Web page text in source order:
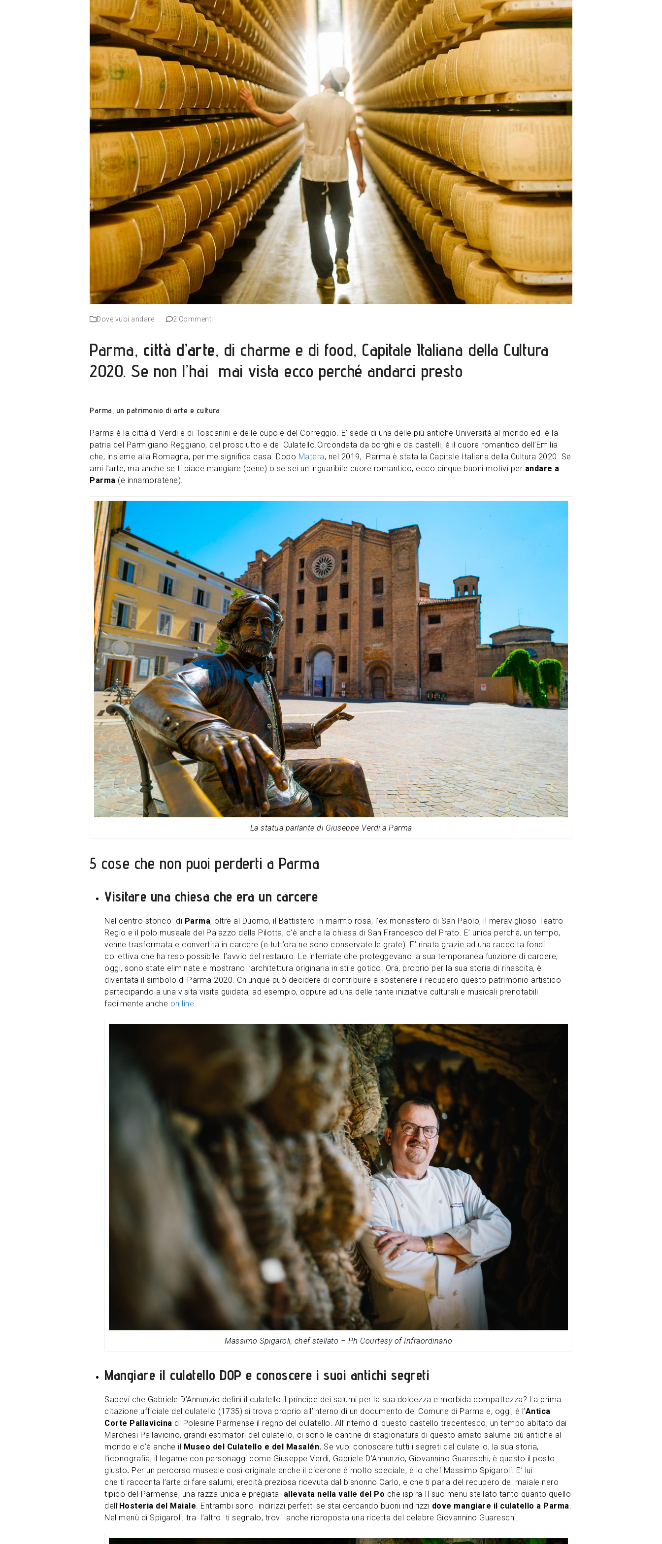
Dove vuoi andare 2 Commenti
Parma, città d’arte, di charme e di food, Capitale Italiana della Cultura
2020. Se non l’hai mai vista ecco perché andarci presto
Parma, un patrimonio di arte e cultura
Parma è la città di Verdi e di Toscanini e delle cupole del Correggio. E’ sede di una delle più antiche Università al mondo ed è la
patria del Parmigiano Reggiano, del prosciutto e del Culatello.Circondata da borghi e da castelli, è il cuore romantico dell’Emilia
che, insieme alla Romagna, per me significa casa. Dopo Matera, nel 2019, Parma è stata la Capitale Italiana della Cultura 2020. Se
ami l’arte, ma anche se ti piace mangiare (bene) o se sei un inguaribile cuore romantico, ecco cinque buoni motivi per andare a
Parma (e innamoratene).
La statua parlante di Giuseppe Verdi a Parma
5 cose che non puoi perderti a Parma
Visitare una chiesa che era un carcere
Nel centro storico di Parma, oltre al Duomo, il Battistero in marmo rosa, l’ex monastero di San Paolo, il meraviglioso Teatro
Regio e il polo museale del Palazzo della Pilotta, c’è anche la chiesa di San Francesco del Prato. E’ unica perché, un tempo,
venne trasformata e convertita in carcere (e tutt’ora ne sono conservate le grate). E’ rinata grazie ad una raccolta fondi
collettiva che ha reso possibile l’avvio del restauro. Le inferriate che proteggevano la sua temporanea funzione di carcere,
oggi, sono state eliminate e mostrano l’architettura originaria in stile gotico. Ora, proprio per la sua storia di rinascita, è
diventata il simbolo di Parma 2020. Chiunque può decidere di contribuire a sostenere il recupero questo patrimonio artistico
partecipando a una visita visita guidata, ad esempio, oppure ad una delle tante iniziative culturali e musicali prenotabili
facilmente anche on line.
Massimo Spigaroli, chef stellato – Ph Courtesy of Infraordinario
Mangiare il culatello DOP e conoscere i suoi antichi segreti
Sapevi che Gabriele D’Annunzio definì il culatello il principe dei salumi per la sua dolcezza e morbida compattezza? La prima
citazione ufficiale del culatello (1735) si trova proprio all’interno di un documento del Comune di Parma e, oggi, è l’Antica
Corte Pallavicina di Polesine Parmense il regno del culatello. All’interno di questo castello trecentesco, un tempo abitato dai
Marchesi Pallavicino, grandi estimatori del culatello, ci sono le cantine di stagionatura di questo amato salume più antiche al
mondo e c’è anche il Museo del Culatello e del Masalén. Se vuoi conoscere tutti i segreti del culatello, la sua storia,
l’iconografia, il legame con personaggi come Giuseppe Verdi, Gabriele D’Annunzio, Giovannino Guareschi, è questo il posto
giusto. Per un percorso museale così originale anche il cicerone è molto speciale, è lo chef Massimo Spigaroli. E’ lui
che ti racconta l’arte di fare salumi, eredità preziosa ricevuta dal bisnonno Carlo, e che ti parla del recupero del maiale nero
tipico del Parmense, una razza unica e pregiata allevata nella valle del Po che ispira Il suo menu stellato tanto quanto quello
dell’Hosteria del Maiale. Entrambi sono indirizzi perfetti se stai cercando buoni indirizzi dove mangiare il culatello a Parma.
Nel menù di Spigaroli, tra l’altro ti segnalo, trovi anche riproposta una ricetta del celebre Giovannino Guareschi.